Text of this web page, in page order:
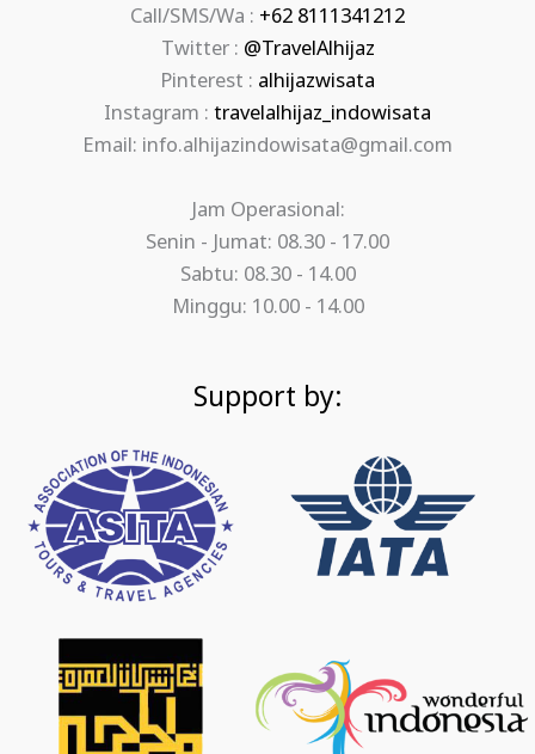
Call/SMS/Wa : +62 8111341212
Twitter : @TravelAlhijaz
Pinterest : alhijazwisata
Instagram : travelalhijaz_indowisata
Email: info.alhijazindowisata@gmail.com
Jam Operasional:
Senin - Jumat: 08.30 - 17.00
Sabtu: 08.30 - 14.00
Minggu: 10.00 - 14.00
Support by: